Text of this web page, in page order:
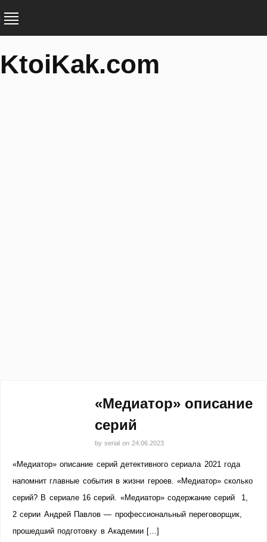
KtoiKak.com
«Медиатор» описание
серий
by serial on 24.06.2023
«Медиатор» описание серий детективного сериала 2021 года
напомнит главные события в жизни героев. «Медиатор» сколько
серий? В сериале 16 серий. «Медиатор» содержание серий 1,
2 серии Андрей Павлов — профессиональный переговорщик,
прошедший подготовку в Академии […]